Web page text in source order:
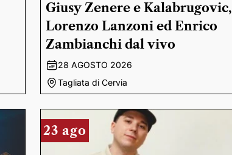
Giusy Zenere e Kalabrugovic,
Lorenzo Lanzoni ed Enrico
Zambianchi dal vivo
28 AGOSTO 2026
Tagliata di Cervia
23 ago